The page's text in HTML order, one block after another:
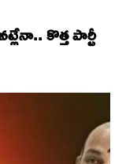
కొత్త పార్టీ